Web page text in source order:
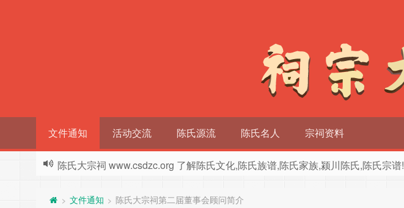
文件通知 活动交流 陈氏源流 陈氏名人 宗祠资料
陈氏大宗祠 www.csdzc.org 了解陈氏文化,陈氏族谱,陈氏家族,颍川陈氏,陈氏宗谱!
> 文件通知 > 陈氏大宗祠第二届董事会顾问简介